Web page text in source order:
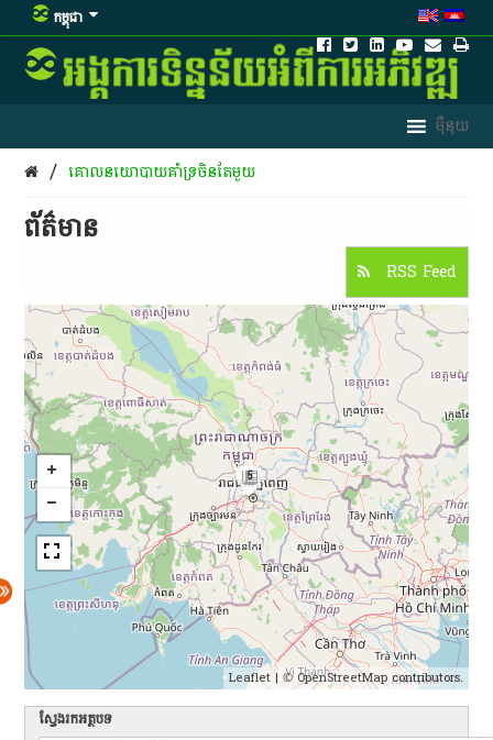
កម្ពុជា
/ ​គោល​នយោបាយ​គាំទ្រ​ចិនតែ​មួយ
ព័ត៌មាន​
RSS Feed
5
Leaflet| © OpenStreetMapcontributors.
ស្វែងរកអត្ថបទ